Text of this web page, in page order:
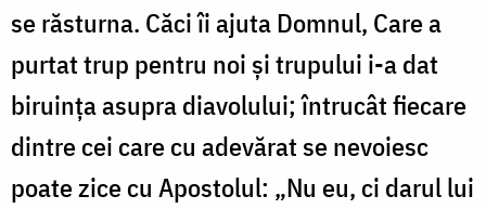
se răsturna. Căci îi ajuta Domnul, Care a
purtat trup pentru noi și trupului i-a dat
biruința asupra dia­vo­lului; întrucât fiecare
dintre cei care cu adevărat se ne­voiesc
poate zice cu Apostolul: „Nu eu, ci darul lui